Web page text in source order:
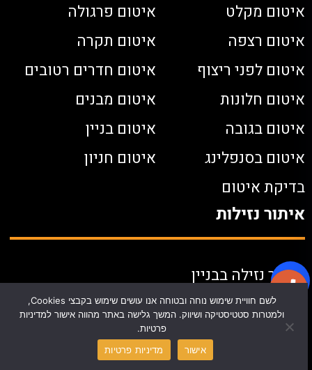
איטום מקלט
איטום פרגולה
איטום רצפה
איטום תקרה
איטום לפני ריצוף
איטום חדרים רטובים
איטום חלונות
איטום מבנים
איטום בגובה
איטום בניין
איטום בסנפלינג
איטום חניון
בדיקת איטום
איתור נזילות
איתור נזילה בבניין
איתור נזילות במצלמה טרמית
איתור נזילות בצנרת
דוח איתור נזילות
לשם חוויית שימוש נוחה ובטוחה אנו עושים שימוש בקבצי Cookies,
ולמטרות סטטיסטיקה ושיווק. המשך גלישה באתר מהווה אישור למדיניות
פרטיות.
אישור
מדיניות פרטיות